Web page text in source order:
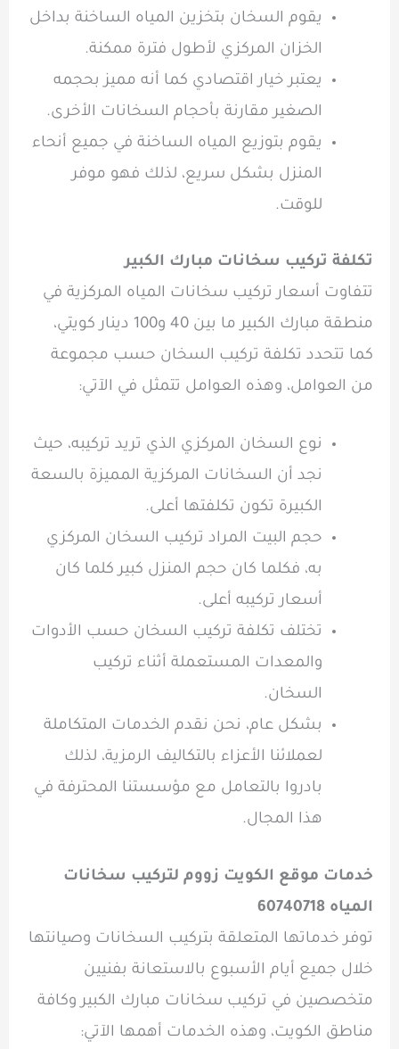
يقوم السخان بتخزين المياه الساخنة بداخل
الخزان المركزي لأطول فترة ممكنة.
يعتبر خيار اقتصادي كما أنه مميز بحجمه
الصغير مقارنة بأحجام السخانات الأخرى.
يقوم بتوزيع المياه الساخنة في جميع أنحاء
المنزل بشكل سريع، لذلك فهو موفر
للوقت.
تكلفة تركيب سخانات مبارك الكبير
تتفاوت أسعار تركيب سخانات المياه المركزية في
منطقة مبارك الكبير ما بين 40 و100 دينار كويتي،
كما تتحدد تكلفة تركيب السخان حسب مجموعة
من العوامل، وهذه العوامل تتمثل في الآتي:
نوع السخان المركزي الذي تريد تركيبه، حيث
نجد أن السخانات المركزية المميزة بالسعة
الكبيرة تكون تكلفتها أعلى.
حجم البيت المراد تركيب السخان المركزي
به، فكلما كان حجم المنزل كبير كلما كان
أسعار تركيبه أعلى.
تختلف تكلفة تركيب السخان حسب الأدوات
والمعدات المستعملة أثناء تركيب
السخان.
بشكل عام، نحن نقدم الخدمات المتكاملة
لعملائنا الأعزاء بالتكاليف الرمزية، لذلك
بادروا بالتعامل مع مؤسستنا المحترفة في
هذا المجال.
خدمات موقع الكويت زووم لتركيب سخانات
المياه 60740718
توفر خدماتها المتعلقة بتركيب السخانات وصيانتها
خلال جميع أيام الأسبوع بالاستعانة بفنيين
متخصصين في تركيب سخانات مبارك الكبير وكافة
مناطق الكويت، وهذه الخدمات أهمها الآتي: